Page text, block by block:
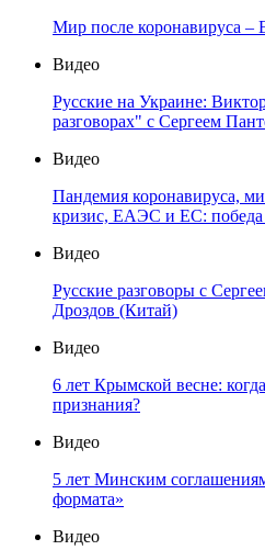
Мир после коронавируса –
Видео
Русские на Украине:
разговорах" с Сергеем
Видео
Пандемия коронавируса,
кризис, ЕАЭС и ЕС: победа
Видео
Русские разговоры с
Дроздов (Китай)
Видео
6 лет Крымской весне:
признания?
Видео
5 лет Минским
формата»
Видео